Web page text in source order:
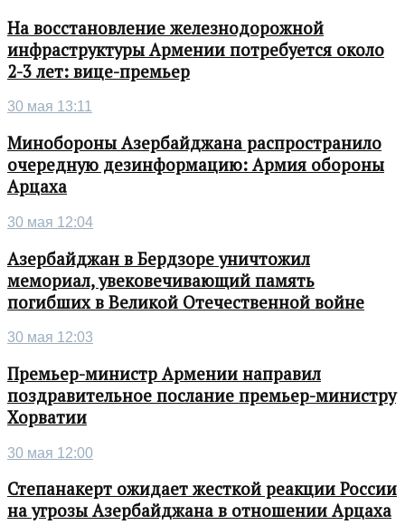
На восстановление железнодорожной
инфраструктуры Армении потребуется около
2-3 лет: вице-премьер
30 мая 13:11
Минобороны Азербайджана распространило
очередную дезинформацию: Армия обороны
Арцаха
30 мая 12:04
Азербайджан в Бердзоре уничтожил
мемориал, увековечивающий память
погибших в Великой Отечественной войне
30 мая 12:03
Премьер-министр Армении направил
поздравительное послание премьер-министру
Хорватии
30 мая 12:00
Степанакерт ожидает жесткой реакции России
на угрозы Азербайджана в отношении Арцаха